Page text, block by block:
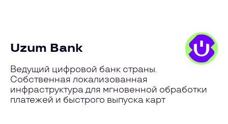
Uzum Bank
Ведущий цифровой банк страны.
Собственная локализованная
инфраструктура для мгновенной обработки
платежей и быстрого выпуска карт